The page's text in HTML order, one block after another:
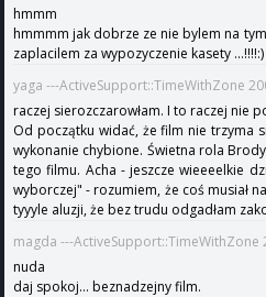
hmmm
hmmmm jak dobrze ze nie bylem na
zaplacilem za wypozyczenie kasety ...!!!!:)
yaga ---ActiveSupport::TimeWithZone
raczej sierozczarowłam. I to raczej nie
Od początku widać, że film nie trzyma
wykonanie chybione. Świetna rola
tego filmu. Acha - jeszcze wieeeelkie
wyborczej" - rozumiem, że coś musiał
tyyyle aluzji, że bez trudu odgadłam
magda ---ActiveSupport::TimeWithZone
nuda
daj spokoj... beznadzejny film.